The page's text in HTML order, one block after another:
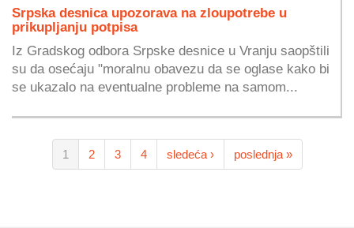
Srpska desnica upozorava na zloupotrebe u
prikupljanju potpisa
Iz Gradskog odbora Srpske desnice u Vranju saopštili
su da osećaju "moralnu obavezu da se oglase kako bi
se ukazalo na eventualne probleme na samom...
1 2 3 4 sledeća › poslednja »